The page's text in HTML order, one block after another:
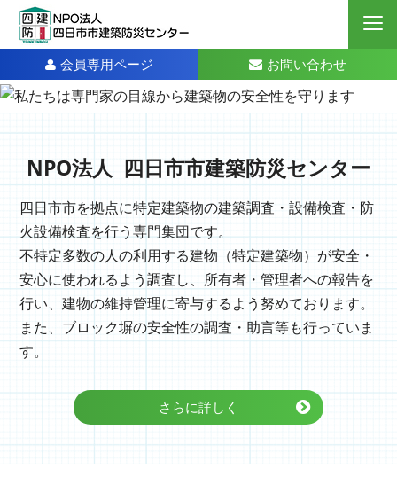
会員専用ページ お問い合わせ
NPO法人 四日市市建築防災センター
四日市市を拠点に特定建築物の建築調査・設備検査・防
火設備検査を行う専門集団です。
不特定多数の人の利用する建物（特定建築物）が安全・
安心に使われるよう調査し、所有者・管理者への報告を
行い、建物の維持管理に寄与するよう努めております。
また、ブロック塀の安全性の調査・助言等も行っていま
す。
さらに詳しく